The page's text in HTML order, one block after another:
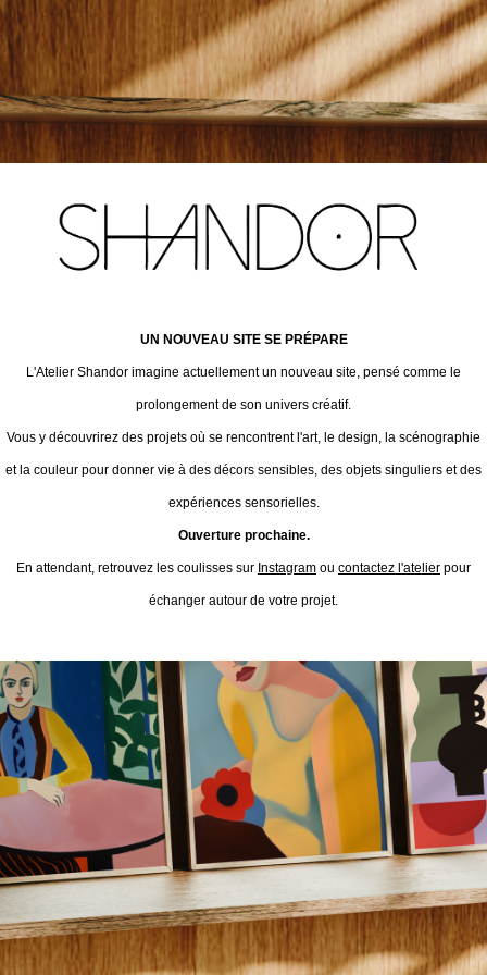
UN NOUVEAU SITE SE PRÉPARE
L'Atelier Shandor imagine actuellement un nouveau site, pensé comme le
prolongement de son univers créatif.
Vous y découvrirez des projets où se rencontrent l'art, le design, la scénographie
et la couleur pour donner vie à des décors sensibles, des objets singuliers et des
expériences sensorielles.
Ouverture prochaine.
En attendant, retrouvez les coulisses sur Instagram ou contactez l'atelier pour
échanger autour de votre projet.